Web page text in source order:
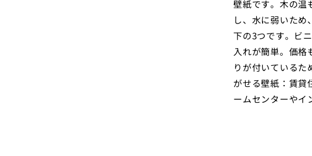
壁紙です。木の温
し、水に弱いため
下の3つです。ビ
入れが簡単。価格
りが付いている
がせる壁紙：賃貸
ームセンターやイ